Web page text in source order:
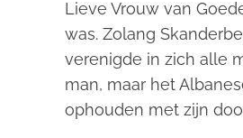
Lieve Vrouw van
was. Zolang
verenigde in zich alle
man, maar het
ophouden met zijn